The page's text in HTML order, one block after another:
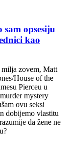
opsesiju
kao
milja zovem, Matt
House of the
Pierceu u
mystery
ovu seksi
dobijemo vlastitu
da žene ne